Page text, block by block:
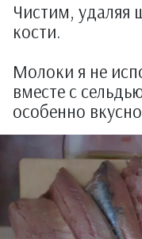
Чистим, удаляя
кости.
Молоки я не
вместе с
особенно